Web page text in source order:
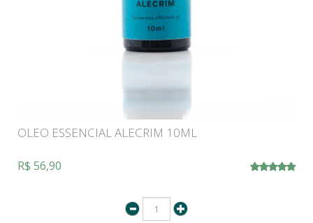
OLEO ESSENCIAL ALECRIM 10ML
R$ 56,90